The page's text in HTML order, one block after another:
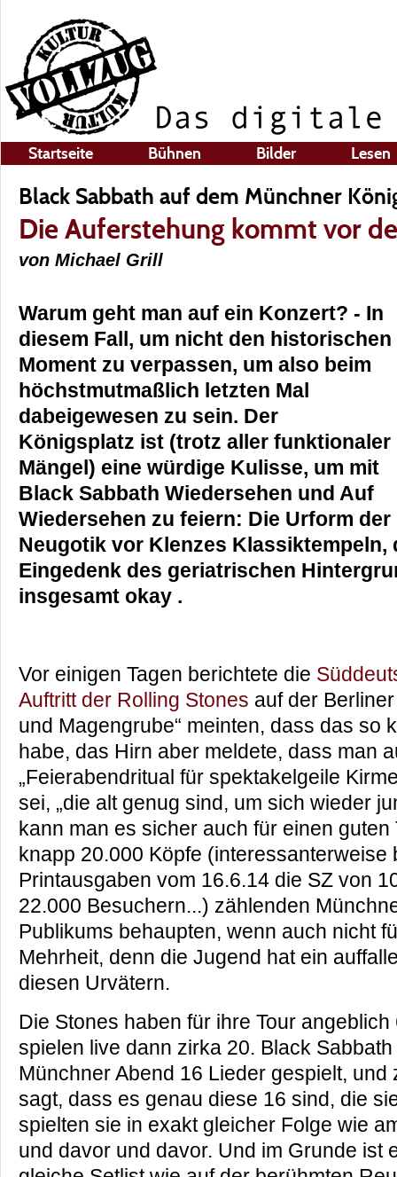
Startseite Bühnen Bilder Lesen
Black Sabbath auf dem Münchner
Die Auferstehung kommt vor
von Michael Grill
Warum geht man auf ein Konzert? - In
diesem Fall, um nicht den historischen
Moment zu verpassen, um also beim
höchstmutmaßlich letzten Mal
dabeigewesen zu sein. Der
Königsplatz ist (trotz aller funktionaler
Mängel) eine würdige Kulisse, um mit
Black Sabbath Wiedersehen und Auf
Wiedersehen zu feiern: Die Urform
Neugotik vor Klenzes Klassiktempeln,
Eingedenk des geriatrischen
insgesamt okay .
Vor einigen Tagen berichtete die
Auftritt der Rolling Stones auf der
und Magengrube“ meinten, dass das so
habe, das Hirn aber meldete, dass man
„Feierabendritual für spektakelgeile
sei, „die alt genug sind, um sich wieder
kann man es sicher auch für einen guten
knapp 20.000 Köpfe (interessanterweise
Printausgaben vom 16.6.14 die SZ von
22.000 Besuchern...) zählenden
Publikums behaupten, wenn auch nicht
Mehrheit, denn die Jugend hat ein
diesen Urvätern.
Die Stones haben für ihre Tour
spielen live dann zirka 20. Black
Münchner Abend 16 Lieder gespielt, und
sagt, dass es genau diese 16 sind, die
spielten sie in exakt gleicher Folge wie
und davor und davor. Und im Grunde ist